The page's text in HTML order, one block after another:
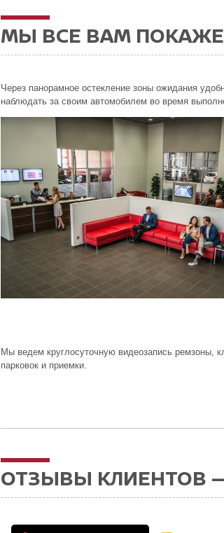
МЫ ВСЕ ВАМ
Через панорамное остекление зоны ожидания
наблюдать за своим автомобилем во время
Мы ведем круглосуточную видеозапись ремзоны,
парковок и приемки.
ОТЗЫВЫ КЛИЕНТОВ